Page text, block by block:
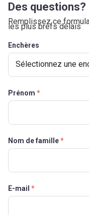
Des questions?
Remplissez ce
les plus brefs délais
Enchères
Prénom
Nom de famille
E-mail